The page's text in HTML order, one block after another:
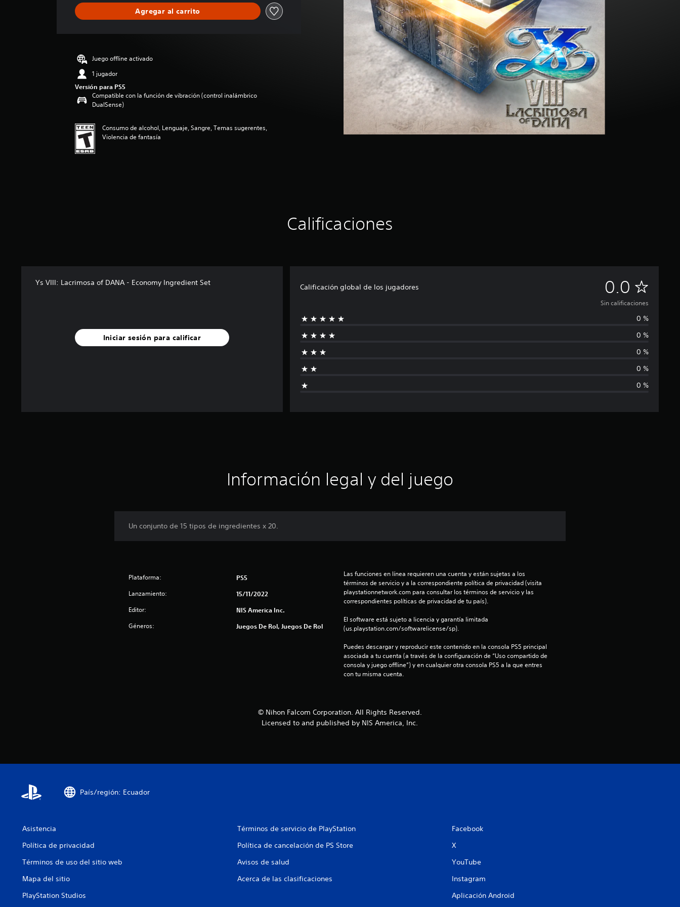
l
i
i
a
c
o
n
e
Agregar al carrito
Juego offline activado
1 jugador
Versión para PS5
Compatible con la función de vibración (control inalámbrico
DualSense)
Consumo de alcohol, Lenguaje, Sangre, Temas sugerentes,
Violencia de fantasía
Calificaciones
Ys VIII: Lacrimosa of DANA - Economy Ingredient Set
Iniciar sesión para calificar
Calificación global de los jugadores 0.0 S
i
n
c
a
i
Sin calificaciones
0 %
0 %
0 %
0 %
0 %
Información legal y del juego
Un conjunto de 15 tipos de ingredientes x 20.
Plataforma: PS5
Lanzamiento: 15/11/2022
Editor: NIS America Inc.
Géneros: Juegos De Rol, Juegos De Rol
Las funciones en línea requieren una cuenta y están sujetas a los
términos de servicio y a la correspondiente política de privacidad (visita
playstationnetwork.com para consultar los términos de servicio y las
correspondientes políticas de privacidad de tu país).
El software está sujeto a licencia y garantía limitada
(us.playstation.com/softwarelicense/sp).
Puedes descargar y reproducir este contenido en la consola PS5 principal
asociada a tu cuenta (a través de la configuración de “Uso compartido de
consola y juego offline”) y en cualquier otra consola PS5 a la que entres
con tu misma cuenta.
© Nihon Falcom Corporation. All Rights Reserved.
Licensed to and published by NIS America, Inc.
País/región: Ecuador
Asistencia
Política de privacidad
Términos de uso del sitio web
Mapa del sitio
PlayStation Studios
Términos de servicio de PlayStation
Política de cancelación de PS Store
Avisos de salud
Acerca de las clasificaciones
Facebook
X
YouTube
Instagram
Aplicación Android